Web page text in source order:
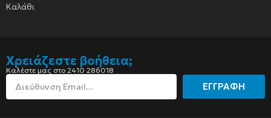
Καλάθι
Χρειάζεστε βοήθεια;
Καλέστε μας στο 2410 286018
ΕΓΓΡΑΦΗ